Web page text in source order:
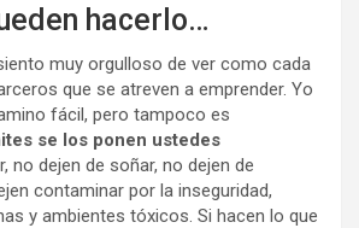
hacerlo…
muy orgulloso de ver como cada
que se atreven a emprender. Yo
fácil, pero tampoco es
se los ponen ustedes
no dejen de soñar, no dejen de
contaminar por la inseguridad,
y ambientes tóxicos. Si hacen lo que